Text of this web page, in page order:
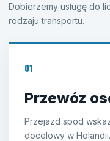
Dobierzemy usługę do
rodzaju transportu.
01
Przewóz
Przejazd spod
docelowy w Holandii.